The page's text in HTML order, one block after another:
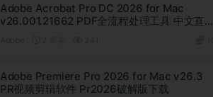
Adobe Acrobat Pro DC 2026 for Mac
v26.001.21662 PDF全流程处理工具 中文直装
Adobe Premiere Pro 2026 for Mac v26.3
PR视频剪辑软件 Pr2026破解版下载